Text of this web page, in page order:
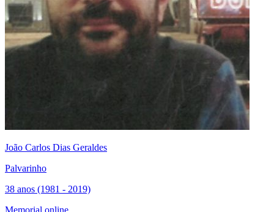
João Carlos Dias Geraldes
Palvarinho
38 anos (1981 - 2019)
Memorial online